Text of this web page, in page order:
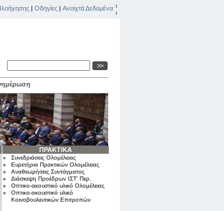
| Οδηγίες | Ανοιχτά Δεδομένα
ΠΡΑΚΤΙΚΑ
Συνεδριάσεις Ολομέλειας
Ευρετήρια Πρακτικών Ολομέλειας
Αναθεωρήσεις Συντάγματος
Διάσκεψη Προέδρων ΙΣΤ' Περ.
Οπτικο-ακουστικό υλικό Ολομέλειας
Οπτικο-ακουστικό υλικό
Κοινοβουλευτικών Επιτροπών